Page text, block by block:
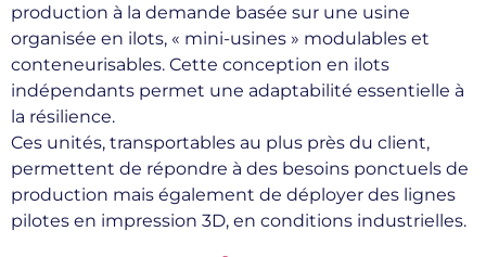
production à la demande basée sur une usine
organisée en ilots, « mini-usines » modulables et
conteneurisables. Cette conception en ilots
indépendants permet une adaptabilité essentielle à
la résilience.
Ces unités, transportables au plus près du client,
permettent de répondre à des besoins ponctuels de
production mais également de déployer des lignes
pilotes en impression 3D, en conditions industrielles.